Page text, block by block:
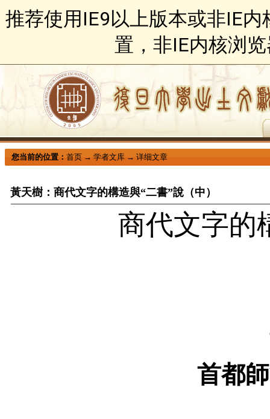
推荐使用IE9以上版本或非IE
置，非IE内核浏
您当前的位置：首页 →学者文库 →详细文章
黃天樹：商代文字的構造與“二書”說（中）
商代文字的
首都